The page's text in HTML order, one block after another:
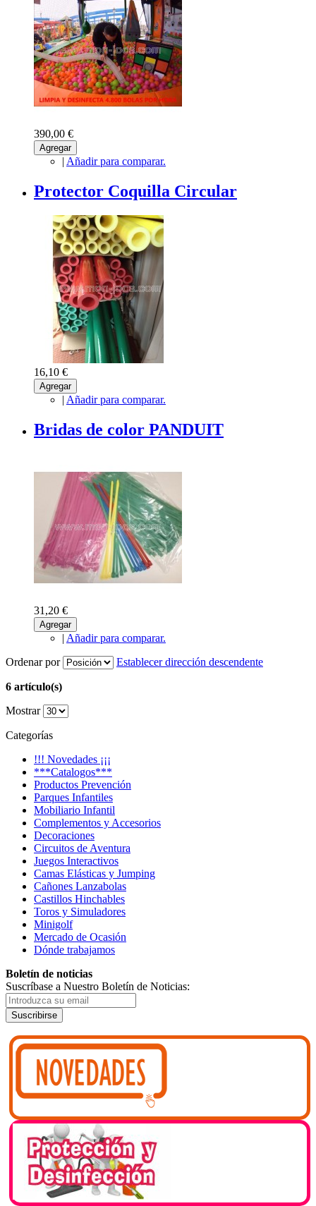
390,00 €
Agregar
| Añadir para comparar.
Protector Coquilla Circular
16,10 €
Agregar
| Añadir para comparar.
Bridas de color PANDUIT
31,20 €
Agregar
| Añadir para comparar.
Ordenar por
Establecer dirección descendente
6 artículo(s)
Mostrar
Categorías
!!! Novedades ¡¡¡
***Catalogos***
Productos Prevención
Parques Infantiles
Mobiliario Infantil
Complementos y Accesorios
Decoraciones
Circuitos de Aventura
Juegos Interactivos
Camas Elásticas y Jumping
Cañones Lanzabolas
Castillos Hinchables
Toros y Simuladores
Minigolf
Mercado de Ocasión
Dónde trabajamos
Boletín de noticias
Suscríbase a Nuestro Boletín de Noticias:
Suscribirse